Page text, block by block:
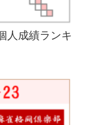
人成績ランキ